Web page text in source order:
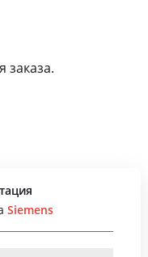
заказа.
Siemens